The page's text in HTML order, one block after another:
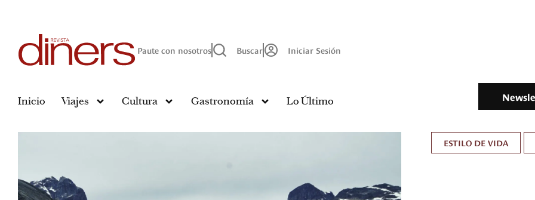
Paute con nosotros Buscar Iniciar Sesión
Inicio Viajes Cultura Gastronomía Lo Último
ESTILO DE VIDA